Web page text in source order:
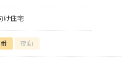
け住宅
夜勤